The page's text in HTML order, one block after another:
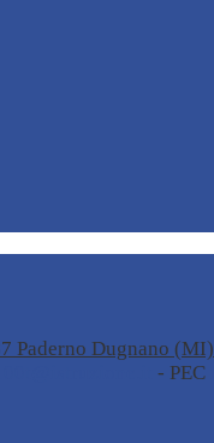
Paderno Dugnano (MI)
- PEC